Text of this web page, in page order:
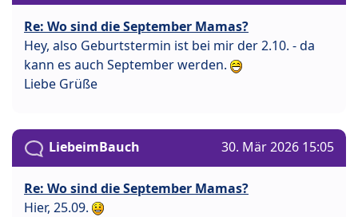
Re: Wo sind die September Mamas?
Hey, also Geburtstermin ist bei mir der 2.10. - da
kann es auch September werden.
Liebe Grüße
LiebeimBauch 30. Mär 2026 15:05
Re: Wo sind die September Mamas?
Hier, 25.09.